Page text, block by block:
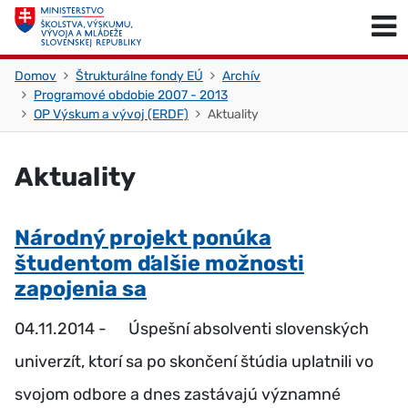
Skočiť na obsah
Domov Štrukturálne fondy EÚ
Archív
Programové obdobie 2007 - 2013
OP Výskum a vývoj (ERDF)
Aktuality
Aktuality
Národný projekt ponúka
študentom ďalšie možnosti
zapojenia sa
04.11.2014 - Úspešní absolventi slovenských
univerzít, ktorí sa po skončení štúdia uplatnili vo
svojom odbore a dnes zastávajú významné
Skočiť na začiatok stránky